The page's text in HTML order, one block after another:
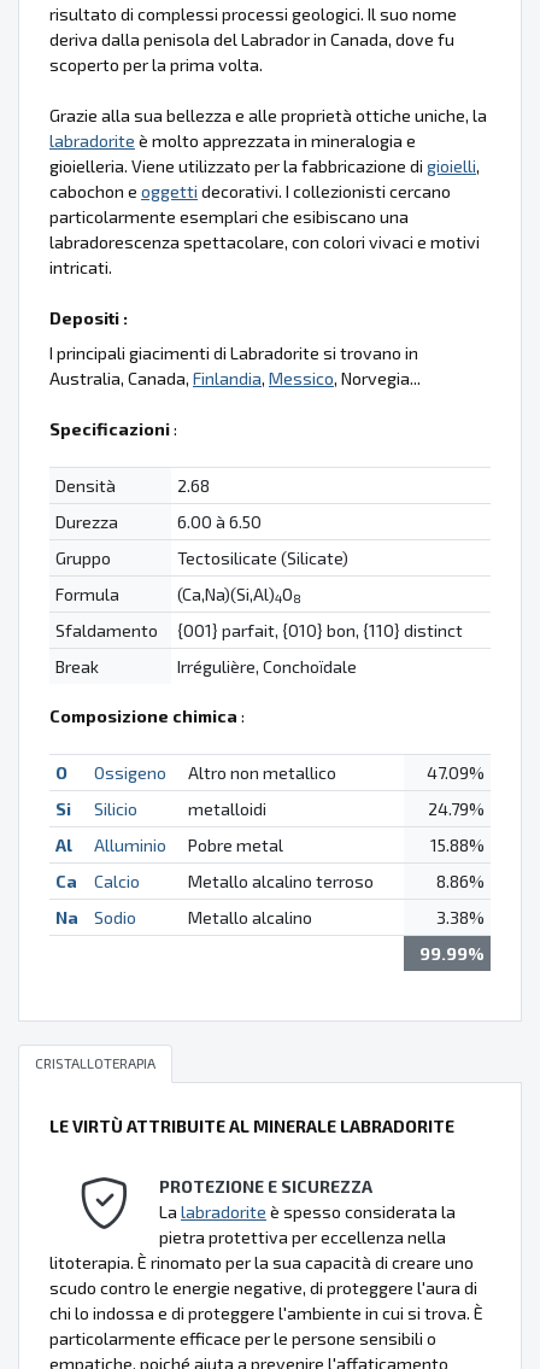
risultato di complessi processi geologici. Il suo nome
deriva dalla penisola del Labrador in Canada, dove fu
scoperto per la prima volta.
Grazie alla sua bellezza e alle proprietà ottiche uniche, la
labradorite è molto apprezzata in mineralogia e
gioielleria. Viene utilizzato per la fabbricazione di gioielli,
cabochon e oggetti decorativi. I collezionisti cercano
particolarmente esemplari che esibiscano una
labradorescenza spettacolare, con colori vivaci e motivi
intricati.
Depositi :
I principali giacimenti di Labradorite si trovano in
Australia, Canada, Finlandia, Messico, Norvegia...
Specificazioni:
Densità
2.68
Durezza
6.00 à 6.50
Gruppo
Tectosilicate (Silicate)
Formula
(Ca,Na)(Si,Al)4O8
Sfaldamento
{001} parfait, {010} bon, {110} distinct
Break
Irrégulière, Conchoïdale
Composizione chimica :
O Ossigeno Altro non metallico
47.09%
Si
Silicio metalloidi
24.79%
Al
Alluminio Pobre metal
15.88%
Ca
Calcio Metallo alcalino terroso
8.86%
Na
Sodio Metallo alcalino
3.38%
99.99%
CRISTALLOTERAPIA
LE VIRTÙ ATTRIBUITE AL MINERALE LABRADORITE
PROTEZIONE E SICUREZZA
La labradorite è spesso considerata la
pietra protettiva per eccellenza nella
litoterapia. È rinomato per la sua capacità di creare uno
scudo contro le energie negative, di proteggere l'aura di
chi lo indossa e di proteggere l'ambiente in cui si trova. È
particolarmente efficace per le persone sensibili o
empatiche, poiché aiuta a prevenire l'affaticamento